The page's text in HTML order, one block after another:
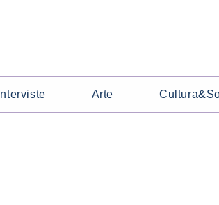
Interviste Arte